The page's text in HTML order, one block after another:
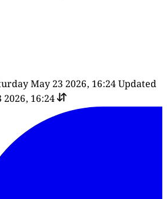
May 23 2026, 16:24Updated
16:24